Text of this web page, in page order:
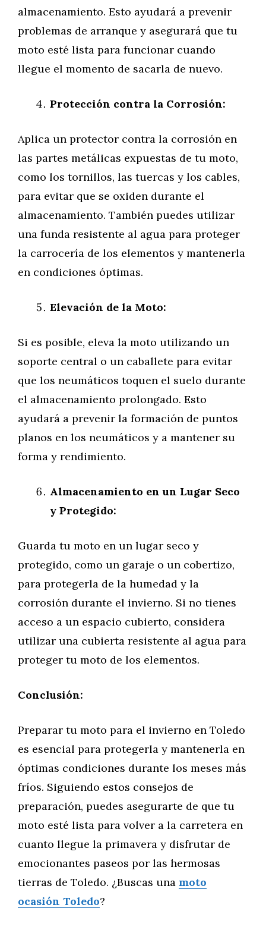
almacenamiento. Esto ayudará a prevenir
problemas de arranque y asegurará que tu
moto esté lista para funcionar cuando
llegue el momento de sacarla de nuevo.
Protección contra la Corrosión:
Aplica un protector contra la corrosión en
las partes metálicas expuestas de tu moto,
como los tornillos, las tuercas y los cables,
para evitar que se oxiden durante el
almacenamiento. También puedes utilizar
una funda resistente al agua para proteger
la carrocería de los elementos y mantenerla
en condiciones óptimas.
Elevación de la Moto:
Si es posible, eleva la moto utilizando un
soporte central o un caballete para evitar
que los neumáticos toquen el suelo durante
el almacenamiento prolongado. Esto
ayudará a prevenir la formación de puntos
planos en los neumáticos y a mantener su
forma y rendimiento.
Almacenamiento en un Lugar Seco
y Protegido:
Guarda tu moto en un lugar seco y
protegido, como un garaje o un cobertizo,
para protegerla de la humedad y la
corrosión durante el invierno. Si no tienes
acceso a un espacio cubierto, considera
utilizar una cubierta resistente al agua para
proteger tu moto de los elementos.
Conclusión:
Preparar tu moto para el invierno en Toledo
es esencial para protegerla y mantenerla en
óptimas condiciones durante los meses más
fríos. Siguiendo estos consejos de
preparación, puedes asegurarte de que tu
moto esté lista para volver a la carretera en
cuanto llegue la primavera y disfrutar de
emocionantes paseos por las hermosas
tierras de Toledo. ¿Buscas una moto
ocasión Toledo?